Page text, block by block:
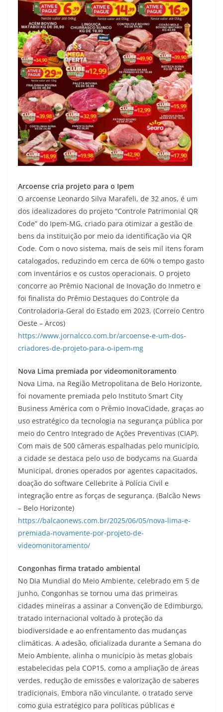
Arcoense cria projeto para o Ipem
O arcoense Leonardo Silva Marafeli, de 32 anos, é um
dos idealizadores do projeto “Controle Patrimonial QR
Code” do Ipem-MG, criado para otimizar a gestão de
bens da instituição por meio da identificação via QR
Code. Com o novo sistema, mais de seis mil itens foram
catalogados, reduzindo em cerca de 60% o tempo gasto
com inventários e os custos operacionais. O projeto
concorre ao Prêmio Nacional de Inovação do Inmetro e
foi finalista do Prêmio Destaques do Controle da
Controladoria-Geral do Estado em 2023. (Correio Centro
Oeste – Arcos)
https://www.jornalcco.com.br/arcoense-e-um-dos-
criadores-de-projeto-para-o-ipem-mg
Nova Lima premiada por videomonitoramento
Nova Lima, na Região Metropolitana de Belo Horizonte,
foi novamente premiada pelo Instituto Smart City
Business América com o Prêmio InovaCidade, graças ao
uso estratégico da tecnologia na segurança pública por
meio do Centro Integrado de Ações Preventivas (CIAP).
Com mais de 500 câmeras espalhadas pelo município,
a cidade se destaca pelo uso de bodycams na Guarda
Municipal, drones operados por agentes capacitados,
doação do software Cellebrite à Polícia Civil e
integração entre as forças de segurança. (Balcão News
– Belo Horizonte)
https://balcaonews.com.br/2025/06/05/nova-lima-e-
premiada-novamente-por-projeto-de-
videomonitoramento/
Congonhas firma tratado ambiental
No Dia Mundial do Meio Ambiente, celebrado em 5 de
junho, Congonhas se tornou uma das primeiras
cidades mineiras a assinar a Convenção de Edimburgo,
tratado internacional voltado à proteção da
biodiversidade e ao enfrentamento das mudanças
climáticas. A adesão, oficializada durante a Semana do
Meio Ambiente, alinha o município às metas globais
estabelecidas pela COP15, como a ampliação de áreas
verdes, redução de emissões e valorização de saberes
tradicionais. Embora não vinculante, o tratado serve
como guia estratégico para políticas públicas e